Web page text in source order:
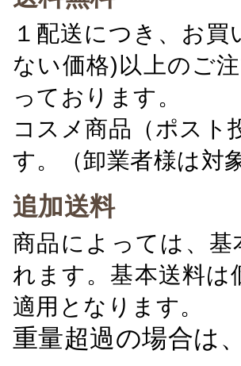
１配送につき、お
ない価格)以上のご
っております。
コスメ商品（ポスト
す。（卸業者様は対
追加送料
商品によっては、
れます。基本送料
適用となります。
重量超過の場合は